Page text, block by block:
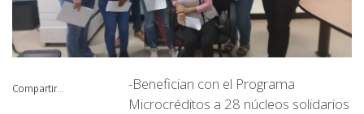
-Benefician con el
Programa